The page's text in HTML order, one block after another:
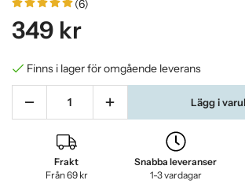
(6)
349 kr
Finns i lager för omgående leverans
Lägg i
Frakt
Från 69 kr
Snabba leveranser
1-3 vardagar